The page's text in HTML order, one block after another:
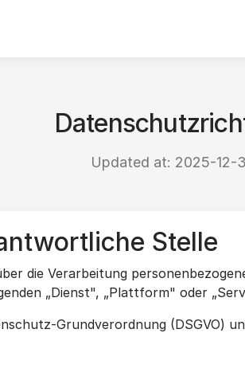
Updated at: 2025-12-
Stelle
die Verarbeitung
„Dienst", „Plattform" oder
Grundverordnung (DSGVO)